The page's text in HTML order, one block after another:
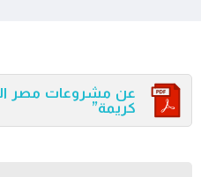
عن مشروعات مصر
كريمة”